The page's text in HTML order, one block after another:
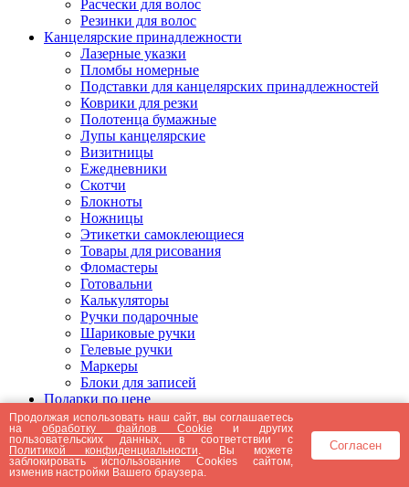
Расчески для волос
Резинки для волос
Канцелярские принадлежности
Лазерные указки
Пломбы номерные
Подставки для канцелярских принадлежностей
Коврики для резки
Полотенца бумажные
Лупы канцелярские
Визитницы
Ежедневники
Скотчи
Блокноты
Ножницы
Этикетки самоклеющиеся
Товары для рисования
Фломастеры
Готовальни
Калькуляторы
Ручки подарочные
Шариковые ручки
Гелевые ручки
Маркеры
Блоки для записей
Подарки по цене
Подарки от 5000 рублей
Подарки до 5000 рублей
Подарки до 3000 рублей
Подарки до 2000 рублей
Подарки до 1000 рублей
Продолжая использовать наш сайт, вы соглашаетесь
наобработку файлов Cookie и других
пользовательских данных, в соответствии с
Политикой конфиденциальности . Вы можете
заблокировать использование Cookies сайтом,
изменив настройки Вашего браузера.
Согласен